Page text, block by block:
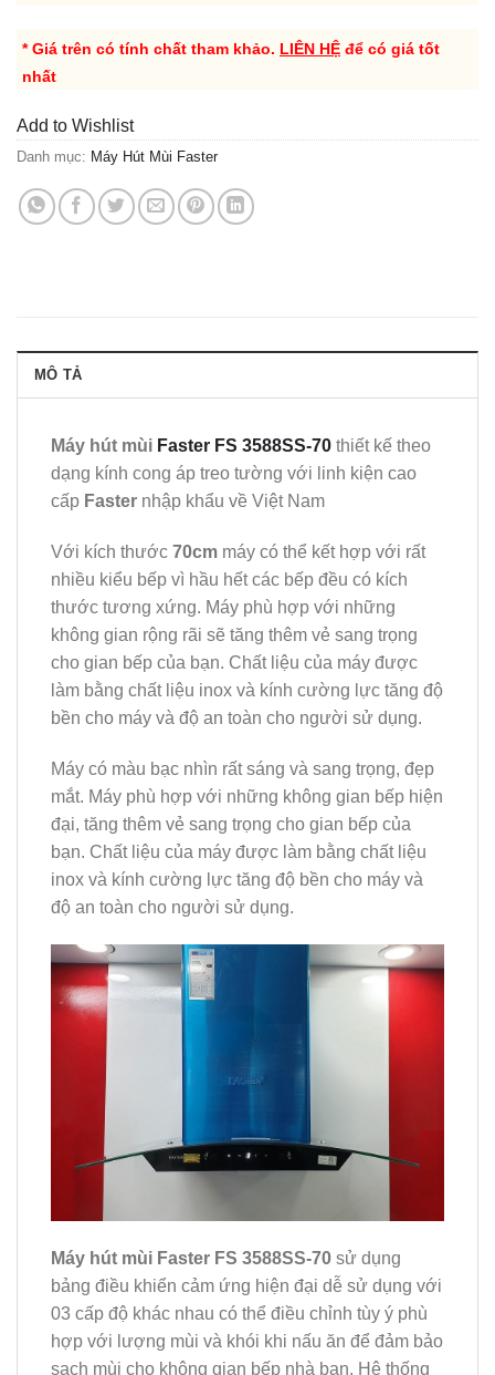
* Giá trên có tính chất tham khảo. LIÊN HỆ để có giá tốt
nhất
Add to Wishlist
Danh mục: Máy Hút Mùi Faster
MÔ TẢ
Máy hút mùi Faster FS 3588SS-70 thiết kế theo
dạng kính cong áp treo tường với linh kiện cao
cấp Faster nhập khẩu về Việt Nam
Với kích thước 70cm máy có thể kết hợp với rất
nhiều kiểu bếp vì hầu hết các bếp đều có kích
thước tương xứng. Máy phù hợp với những
không gian rộng rãi sẽ tăng thêm vẻ sang trọng
cho gian bếp của bạn. Chất liệu của máy được
làm bằng chất liệu inox và kính cường lực tăng độ
bền cho máy và độ an toàn cho người sử dụng.
Máy có màu bạc nhìn rất sáng và sang trọng, đẹp
mắt. Máy phù hợp với những không gian bếp hiện
đại, tăng thêm vẻ sang trọng cho gian bếp của
bạn. Chất liệu của máy được làm bằng chất liệu
inox và kính cường lực tăng độ bền cho máy và
độ an toàn cho người sử dụng.
Máy hút mùi Faster FS 3588SS-70 sử dụng
bảng điều khiển cảm ứng hiện đại dễ sử dụng với
03 cấp độ khác nhau có thể điều chỉnh tùy ý phù
hợp với lượng mùi và khói khi nấu ăn để đảm bảo
sạch mùi cho không gian bếp nhà bạn. Hệ thống